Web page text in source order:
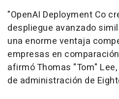
"OpenAI Deployment Co
despliegue avanzado
una enorme ventaja
empresas en
afirmó Thomas "Tom"
de administración de